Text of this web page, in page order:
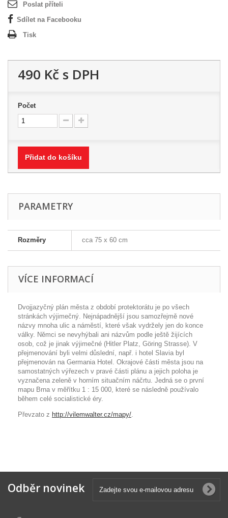
Poslat příteli
Sdílet na Facebooku
Tisk
490 Kč s DPH
Počet
Přidat do košíku
PARAMETRY
Rozměry cca 75 x 60 cm
VÍCE INFORMACÍ
Dvojjazyčný plán města z období protektorátu je po všech
stránkách výjimečný. Nejnápadnější jsou samozřejmě nové
názvy mnoha ulic a náměstí, které však vydržely jen do konce
války. Němci se nevyhýbali ani názvům podle ještě žijících
osob, což je jinak výjimečné (Hitler Platz, Göring Strasse). V
přejmenování byli velmi důslední, např. i hotel Slavia byl
přejmenován na Germania Hotel. Okrajové části města jsou na
samostatných výřezech v pravé části plánu a jejich poloha je
vyznačena zeleně v horním situačním náčrtu. Jedná se o první
mapu Brna v měřítku 1 : 15 000, které se následně používalo
během celé socialistické éry.
Převzato z http://vilemwalter.cz/mapy/.
Odběr novinek